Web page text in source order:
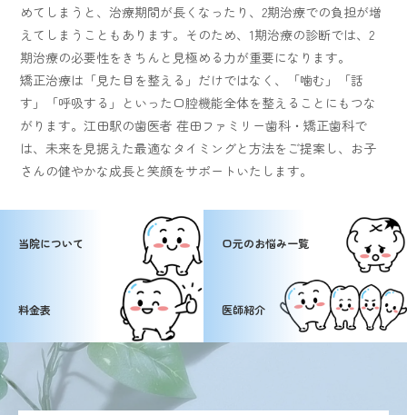
めてしまうと、治療期間が長くなったり、2期治療での負担が増
えてしまうこともあります。そのため、1期治療の診断では、2
期治療の必要性をきちんと見極める力が重要になります。
矯正治療は「見た目を整える」だけではなく、「噛む」「話
す」「呼吸する」といった口腔機能全体を整えることにもつな
がります。江田駅の歯医者 荏田ファミリー歯科・矯正歯科で
は、未来を見据えた最適なタイミングと方法をご提案し、お子
さんの健やかな成長と笑顔をサポートいたします。
当院について 口元のお悩み一覧
料金表 医師紹介